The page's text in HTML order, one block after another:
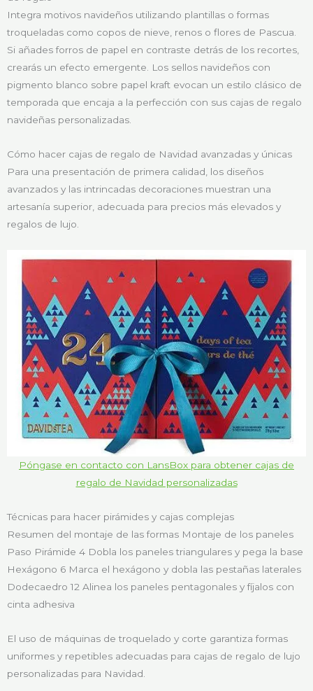
Integra motivos navideños utilizando plantillas o formas
troqueladas como copos de nieve, renos o flores de Pascua.
Si añades forros de papel en contraste detrás de los recortes,
crearás un efecto emergente. Los sellos navideños con
pigmento blanco sobre papel kraft evocan un estilo clásico de
temporada que encaja a la perfección con sus cajas de regalo
navideñas personalizadas.
Cómo hacer cajas de regalo de Navidad avanzadas y únicas
Para una presentación de primera calidad, los diseños
avanzados y las intrincadas decoraciones muestran una
artesanía superior, adecuada para precios más elevados y
regalos de lujo.
Póngase en contacto con LansBox para obtener cajas de
regalo de Navidad personalizadas
Técnicas para hacer pirámides y cajas complejas
Resumen del montaje de las formas Montaje de los paneles
Paso Pirámide 4 Dobla los paneles triangulares y pega la base
Hexágono 6 Marca el hexágono y dobla las pestañas laterales
Dodecaedro 12 Alinea los paneles pentagonales y fíjalos con
cinta adhesiva
El uso de máquinas de troquelado y corte garantiza formas
uniformes y repetibles adecuadas para cajas de regalo de lujo
personalizadas para Navidad.